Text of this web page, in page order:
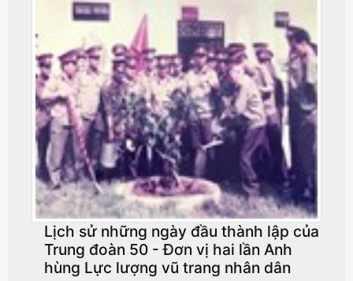
Lịch sử những ngày đầu thành lập của
Trung đoàn 50 - Đơn vị hai lần Anh
hùng Lực lượng vũ trang nhân dân